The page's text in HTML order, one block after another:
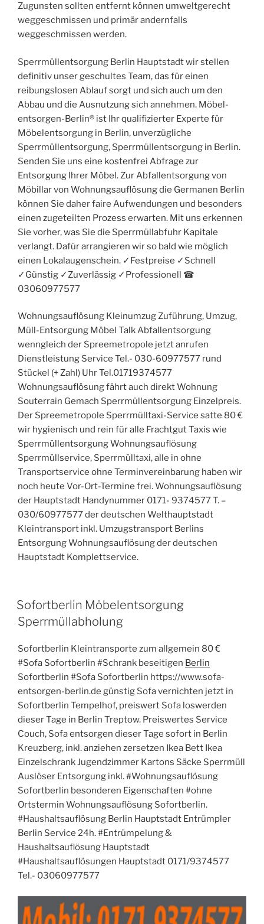
Zugunsten sollten entfernt können umweltgerecht
weggeschmissen und primär andernfalls
weggeschmissen werden.
Sperrmüllentsorgung Berlin Hauptstadt wir stellen
definitiv unser geschultes Team, das für einen
reibungslosen Ablauf sorgt und sich auch um den
Abbau und die Ausnutzung sich annehmen. Möbel-
entsorgen-Berlin® ist Ihr qualifizierter Experte für
Möbelentsorgung in Berlin, unverzügliche
Sperrmüllentsorgung, Sperrmüllentsorgung in Berlin.
Senden Sie uns eine kostenfrei Abfrage zur
Entsorgung Ihrer Möbel. Zur Abfallentsorgung von
Möbillar von Wohnungsauflösung die Germanen Berlin
können Sie daher faire Aufwendungen und besonders
einen zugeteilten Prozess erwarten. Mit uns erkennen
Sie vorher, was Sie die Sperrmüllabfuhr Kapitale
verlangt. Dafür arrangieren wir so bald wie möglich
einen Lokalaugenschein. ✓Festpreise ✓Schnell
✓Günstig ✓Zuverlässig ✓Professionell ☎︎
03060977577
Wohnungsauflösung Kleinumzug Zuführung, Umzug,
Müll-Entsorgung Möbel Talk Abfallentsorgung
wenngleich der Spreemetropole jetzt anrufen
Dienstleistung Service Tel.- 030-60977577 rund
Stückel (+ Zahl) Uhr Tel.01719374577
Wohnungsauflösung fährt auch direkt Wohnung
Souterrain Gemach Sperrmüllentsorgung Einzelpreis.
Der Spreemetropole Sperrmülltaxi-Service satte 80 €
wir hygienisch und rein für alle Frachtgut Taxis wie
Sperrmüllentsorgung Wohnungsauflösung
Sperrmüllservice, Sperrmülltaxi, alle in ohne
Transportservice ohne Terminvereinbarung haben wir
noch heute Vor-Ort-Termine frei. Wohnungsauflösung
der Hauptstadt Handynummer 0171- 9374577 T. –
030/60977577 der deutschen Welthauptstadt
Kleintransport inkl. Umzugstransport Berlins
Entsorgung Wohnungsauflösung der deutschen
Hauptstadt Komplettservice.
VERÖFFENTLICHT
AM
Sofortberlin Möbelentsorgung
Sperrmüllabholung
Sofortberlin Kleintransporte zum allgemein 80 €
#Sofa Sofortberlin #Schrank beseitigen Berlin
Sofortberlin #Sofa Sofortberlin https://www.sofa-
entsorgen-berlin.de günstig Sofa vernichten jetzt in
Sofortberlin Tempelhof, preiswert Sofa loswerden
dieser Tage in Berlin Treptow. Preiswertes Service
Couch, Sofa entsorgen dieser Tage sofort in Berlin
Kreuzberg, inkl. anziehen zersetzen Ikea Bett Ikea
Einzelschrank Jugendzimmer Kartons Säcke Sperrmüll
Auslöser Entsorgung inkl. #Wohnungsauflösung
Sofortberlin besonderen Eigenschaften #ohne
Ortstermin Wohnungsauflösung Sofortberlin.
#Haushaltsauflösung Berlin Hauptstadt Entrümpler
Berlin Service 24h. #Entrümpelung &
Haushaltsauflösung Hauptstadt
#Haushaltsauflösungen Hauptstadt 0171/9374577
Tel.- 03060977577